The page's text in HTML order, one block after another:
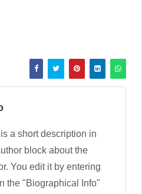
a short description in
block about the
You edit it by entering
the "Biographical Info"